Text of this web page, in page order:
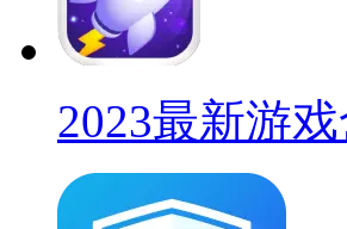
2023最新游